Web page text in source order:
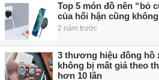
Top 5 món đồ nên “bỏ
của hối hận cũng
2 năm trước
3 thương hiệu đồng hồ
không bị mất giá theo
hơn 10 lần